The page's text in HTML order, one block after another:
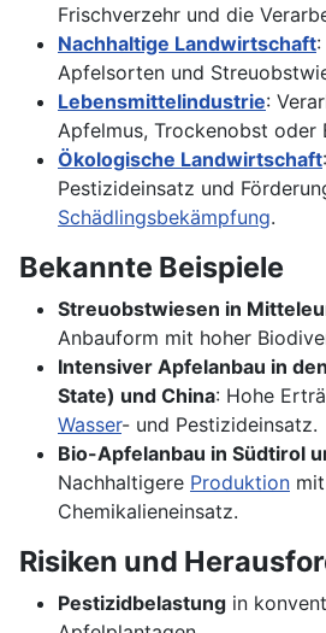
Frischverzehr und die
Nachhaltige Landwirtschaft
Apfelsorten und
Lebensmittelindustrie:
Apfelmus, Trockenobst oder
Ökologische Landwirtschaft
Pestizideinsatz und
Schädlingsbekämpfung.
Bekannte Beispiele
Streuobstwiesen in
Anbauform mit hoher
Intensiver Apfelanbau in
State) und China: Hohe
Wasser- und Pestizideinsatz.
Bio-Apfelanbau in Südtirol
Nachhaltigere Produktion
Chemikalieneinsatz.
Risiken und
Pestizidbelastung in